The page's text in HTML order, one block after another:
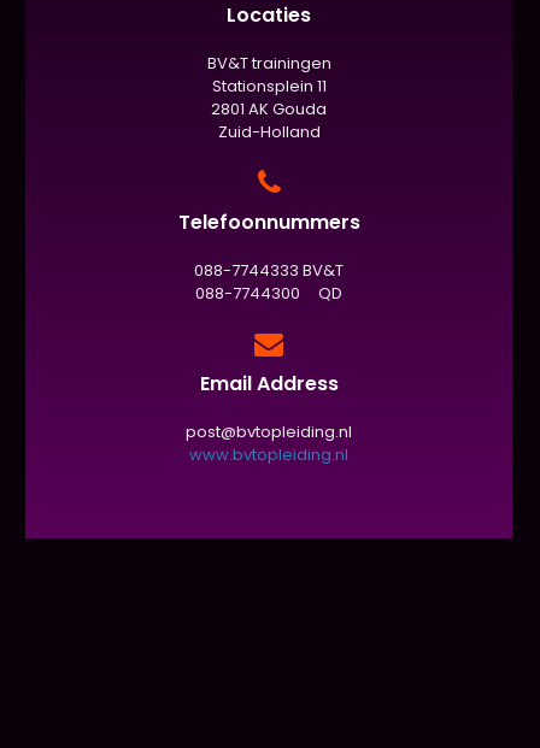
Locaties
BV&T trainingen
Stationsplein 11
2801 AK Gouda
Zuid-Holland
Telefoonnummers
088-7744333 BV&T
088-7744300 QD
Email Address
post@bvtopleiding.nl
www.bvtopleiding.nl